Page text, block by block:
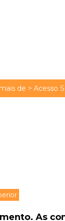
de > Acesso
As